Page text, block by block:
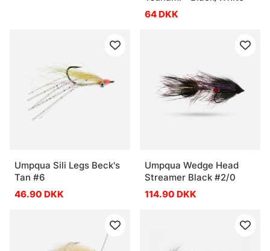
64 DKK
Umpqua Sili Legs Beck's
Tan #6
46.90 DKK
Umpqua Wedge Head
Streamer Black #2/0
114.90 DKK